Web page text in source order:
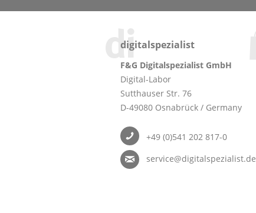
digitalspezialist
F&G Digitalspezialist GmbH
Digital-Labor
Sutthauser Str. 76
D-49080 Osnabrück / Germany
+49 (0)541 202 817-0
service@digitalspezialist.de